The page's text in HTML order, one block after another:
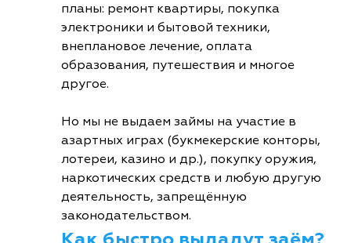
планы: ремонт квартиры, покупка
электроники и бытовой техники,
внеплановое лечение, оплата
образования, путешествия и многое
другое.
Но мы не выдаем займы на участие в
азартных играх (букмекерские конторы,
лотереи, казино и др.), покупку оружия,
наркотических средств и любую другую
деятельность, запрещённую
законодательством.